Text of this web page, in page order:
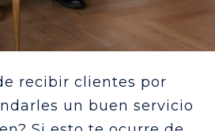
recibir clientes por
un buen servicio